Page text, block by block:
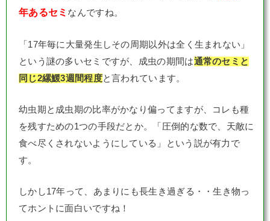
年あるセミ なんですね。
「17年毎に大量発生しその周期以外は全く生まれない」
という謎の多いセミですが、成虫の期間は通常のセミと
同じ2縲鰀3週間程度と言われています。
幼虫期と成虫期の比率がかなり偏ってますが、コレも種
を残すための1つの手段だとか。「圧倒的な数で、天敵に
食べ尽くされないようにしている」という説が有力で
す。
しかし17年って、あまりにも長生き過ぎる・・生き物っ
てホントに面白いですね！